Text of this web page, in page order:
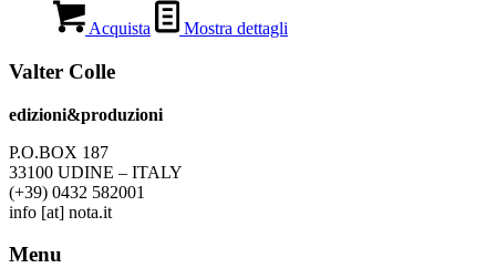
Acquista Mostra dettagli
Valter Colle
edizioni&produzioni
P.O.BOX 187
33100 UDINE – ITALY
(+39) 0432 582001
info [at] nota.it
Menu